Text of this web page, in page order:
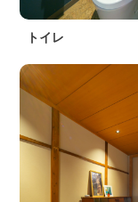
トイレ